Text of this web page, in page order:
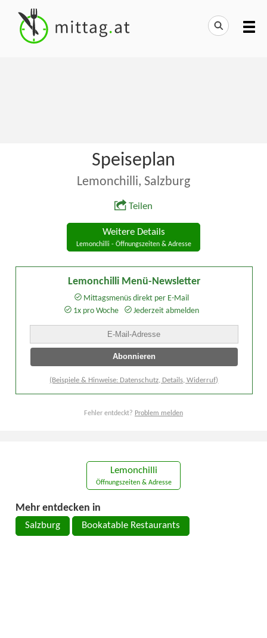
Speiseplan
Lemonchilli, Salzburg
Teilen
Weitere Details
Lemonchilli - Öffnungszeiten & Adresse
Lemonchilli Menü-Newsletter
Mittagsmenüs direkt per E-Mail
1x pro Woche
Jederzeit abmelden
(Beispiele & Hinweise: Datenschutz, Details, Widerruf)
Fehler entdeckt? Problem melden
Lemonchilli
Öffnungszeiten & Adresse
Mehr entdecken in
Salzburg Bookatable Restaurants